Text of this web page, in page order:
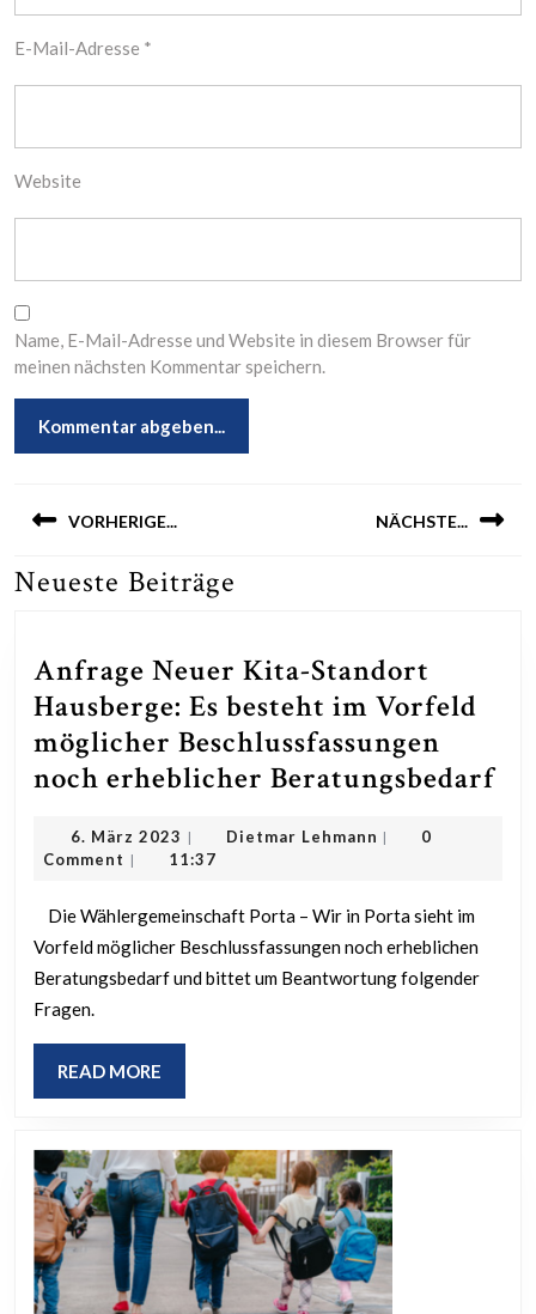
E-Mail-Adresse *
Website
Name, E-Mail-Adresse und Website in diesem Browser für
meinen nächsten Kommentar speichern.
VORHERIGE...
Previous
NÄCHSTE...
Neueste Beiträge
Anfrage Neuer Kita-Standort
Hausberge: Es besteht im Vorfeld
möglicher Beschlussfassungen
noch erheblicher Beratungsbedarf
6. März 2023 6.
März
| Dietmar Lehmann Dietmar
|
0
Comment | 11:37
Die Wählergemeinschaft Porta – Wir in Porta sieht im
Vorfeld möglicher Beschlussfassungen noch erheblichen
Beratungsbedarf und bittet um Beantwortung folgender
Fragen.
READ MORE
MORE